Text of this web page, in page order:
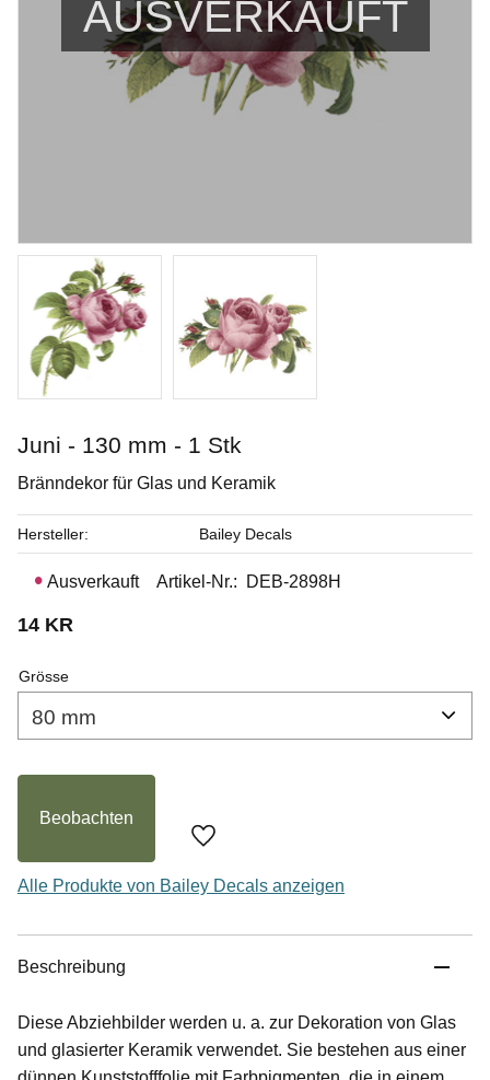
Smokey Merlot
Penselglasyr för stengods
Art. nr: PC-57
AUSVERKAUFT
Juni - 130 mm - 1 Stk
Bränndekor für Glas und Keramik
14 KR
Grösse
Zu Favoriten hinzufügen
Beobachten
Ausverkauft Artikel-Nr. DEB-2898H
Hersteller Bailey Decals
Alle Produkte von Bailey Decals anzeigen
Beschreibung
Diese Abziehbilder werden u. a. zur Dekoration von Glas
und glasierter Keramik verwendet. Sie bestehen aus einer